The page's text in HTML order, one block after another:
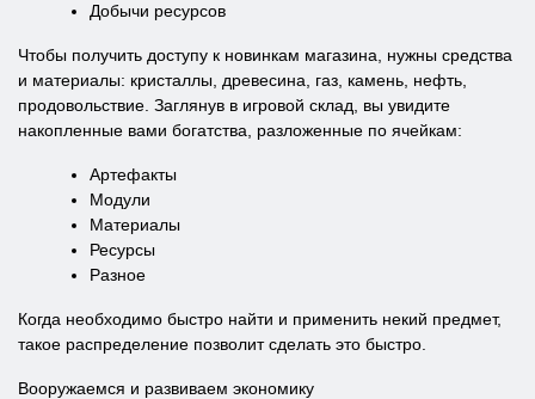
Добычи ресурсов
Чтобы получить доступу к новинкам магазина, нужны средства
и материалы: кристаллы, древесина, газ, камень, нефть,
продовольствие. Заглянув в игровой склад, вы увидите
накопленные вами богатства, разложенные по ячейкам:
Артефакты
Модули
Материалы
Ресурсы
Разное
Когда необходимо быстро найти и применить некий предмет,
такое распределение позволит сделать это быстро.
Вооружаемся и развиваем экономику